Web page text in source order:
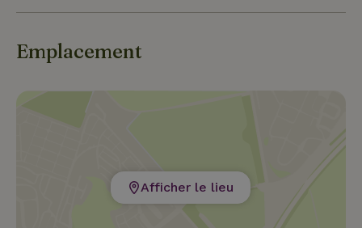
Emplacement
Afficher le lieu